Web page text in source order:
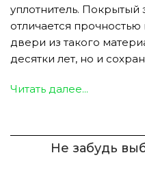
уплотнитель. Покрытый
отличается
двери из такого
десятки лет, но и
Читать далее...
Не забудь